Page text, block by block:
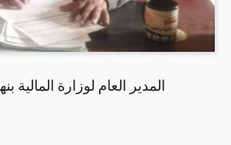
المدير العام لوزارة المالية